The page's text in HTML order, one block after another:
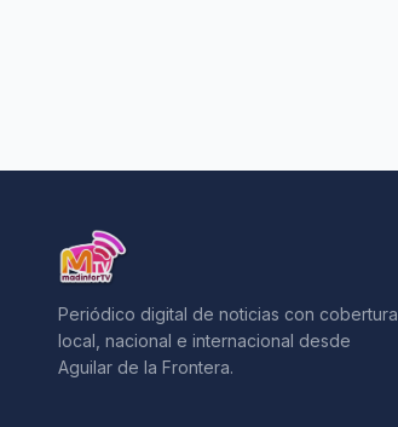
Periódico digital de noticias con cobertura
local, nacional e internacional desde
Aguilar de la Frontera.